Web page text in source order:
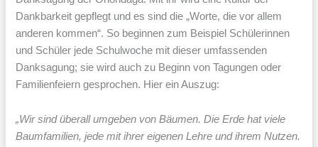
Dankbarkeit gepflegt und es sind die „Worte, die vor allem
anderen kommen“. So beginnen zum Beispiel Schülerinnen
und Schüler jede Schulwoche mit dieser umfassenden
Danksagung; sie wird auch zu Beginn von Tagungen oder
Familienfeiern gesprochen. Hier ein Auszug:
„Wir sind überall umgeben von Bäumen. Die Erde hat viele
Baumfamilien, jede mit ihrer eigenen Lehre und ihrem Nutzen.